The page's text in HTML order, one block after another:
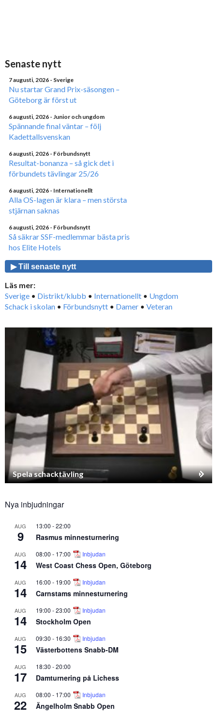
Senaste nytt
7 augusti, 2026 - Sverige
Nu startar Grand Prix-säsongen –
Göteborg är först ut
6 augusti, 2026 - Junior och ungdom
Spännande final väntar – följ
Kadettallsvenskan
6 augusti, 2026 - Förbundsnytt
Resultat-bonanza – så gick det i
förbundets tävlingar 25/26
6 augusti, 2026 - Internationellt
Alla OS-lagen är klara – men största
stjärnan saknas
6 augusti, 2026 - Förbundsnytt
Så säkrar SSF-medlemmar bästa pris
hos Elite Hotels
▶ Till senaste nytt
Läs mer:
Sverige • Distrikt/klubb • Internationellt • Ungdom
Schack i skolan • Förbundsnytt • Damer • Veteran
Spela schacktävling
Nya inbjudningar
AUG
9
13:00 -22:00
Rasmus minnesturnering
AUG
14
08:00 - 17:00 Inbjudan
West Coast Chess Open, Göteborg
AUG
14
16:00 - 19:00 Inbjudan
Carnstams minnesturnering
AUG
14
19:00 -23:00 Inbjudan
Stockholm Open
AUG
15
09:30 - 16:30 Inbjudan
Västerbottens Snabb-DM
AUG
17
18:30 -20:00
Damturnering på Lichess
AUG
22
08:00 - 17:00 Inbjudan
Ängelholm Snabb Open